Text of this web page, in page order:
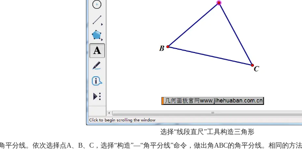
选择“线段直尺”工具构造三角形
平分线。依次选择点A、B、C，选择“构造”—“角平分线”命令，做出角ABC的角平分线。相同的方